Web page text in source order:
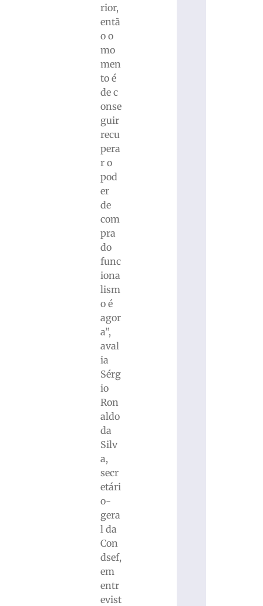
rior,
entã
o o
mo
men
to é
de c
onse
guir
recu
pera
r o
pod
er
de
com
pra
do
func
iona
lism
o é
agor
a”,
aval
ia
Sérg
io
Ron
aldo
da
Silv
a,
secr
etári
o-
gera
l da
Con
dsef,
em
entr
evist